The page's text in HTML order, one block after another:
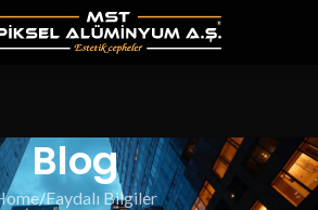
Blog
Faydalı Bilgiler